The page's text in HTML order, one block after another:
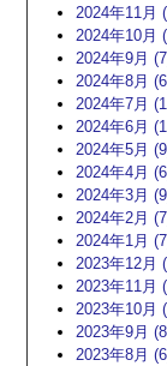
2024年11月
2024年10月
2024年9月
2024年8月
2024年7月
2024年6月
2024年5月
2024年4月
2024年3月
2024年2月
2024年1月
2023年12月
2023年11月
2023年10月
2023年9月
2023年8月